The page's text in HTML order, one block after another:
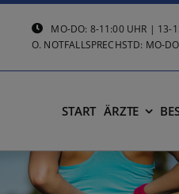
MO-DO: 8-11:00 UHR | 13-
O. NOTFALLSPRECHSTD: MO-
START ÄRZTE